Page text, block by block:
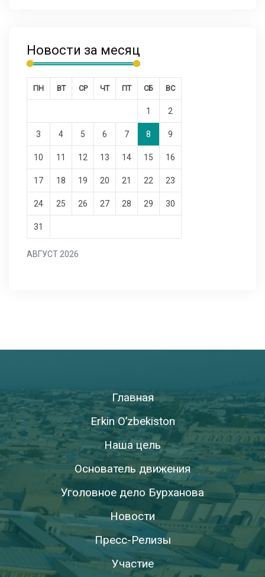
Новости за месяц
АВГУСТ 2026
ПН ВТ СР ЧТ ПТ СБ ВС
1 2
3 4 5 6 7 8 9
10 11 12 13 14 15 16
17 18 19 20 21 22 23
24 25 26 27 28 29 30
31
Главная
Erkin O’zbekiston
Наша цель
Основатель движения
Уголовное дело Бурханова
Новости
Пресс-Релизы
Участие